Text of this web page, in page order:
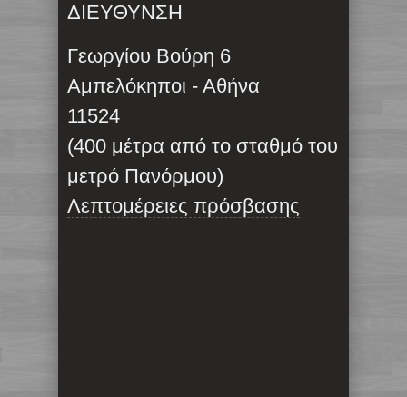
ΔΙΕΥΘΥΝΣΗ
Γεωργίου Βούρη 6
Αμπελόκηποι - Αθήνα
11524
(400 μέτρα από το σταθμό του
μετρό Πανόρμου)
Λεπτομέρειες πρόσβασης